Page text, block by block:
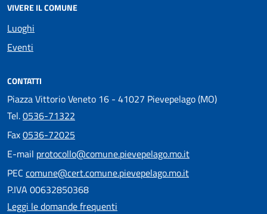
VIVERE IL COMUNE
Luoghi
Eventi
CONTATTI
Piazza Vittorio Veneto 16 - 41027 Pievepelago (MO)
Tel.0536-71322
Fax0536-72025
E-mail protocollo@comune.pievepelago.mo.it
PEC comune@cert.comune.pievepelago.mo.it
P.IVA 00632850368
Leggi le domande frequenti